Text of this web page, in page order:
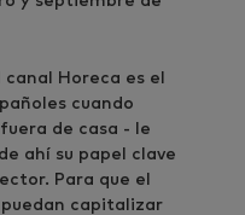
canal Horeca es el
cuando
de casa - le
ahí su papel clave
Para que el
capitalizar